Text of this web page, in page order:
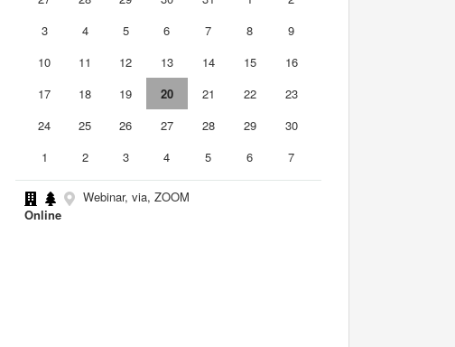
3
4 5 6 7 8
9
10
11 12 13 14 15
16
17
18 19 20 21 22
23
24
25 26 27 28 29
30
1
2 3 4 5 6 7
Webinar, via, ZOOM
Online